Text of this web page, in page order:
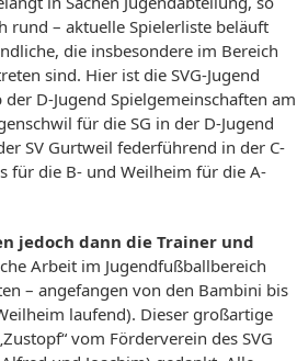
rund – aktuelle Spielerliste beläuft
die insbesondere im Bereich
sind. Hier ist die SVG-Jugend
D-Jugend Spielgemeinschaften am
für die SG in der D-Jugend
SV Gurtweil federführend in der C-
für die B- und Weilheim für die A-
jedoch dann die Trainer und
Arbeit im Jugendfußballbereich
– angefangen von den Bambini bis
laufend). Dieser großartige
vom Förderverein des SVG